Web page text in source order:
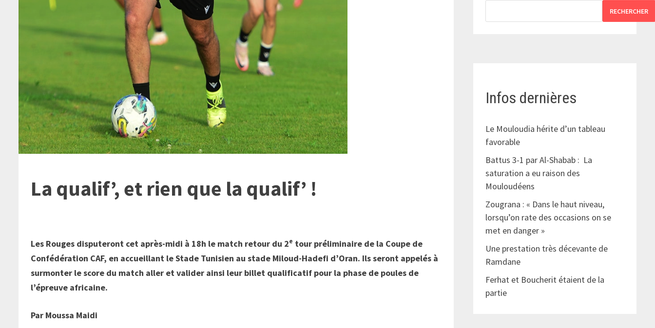
La qualif’, et rien que la qualif’ !
Les Rouges disputeront cet après-midi à 18h le match retour du 2e tour préliminaire de la Coupe de
Confédération CAF, en accueillant le Stade Tunisien au stade Miloud-Hadefi d’Oran. Ils seront appelés à
surmonter le score du match aller et valider ainsi leur billet qualificatif pour la phase de poules de
l’épreuve africaine.
Par Moussa Maidi
RECHERCHER
Infos dernières
Le Mouloudia hérite d’un tableau
favorable
Battus 3-1 par Al-Shabab : La
saturation a eu raison des
Mouloudéens
Zougrana : « Dans le haut niveau,
lorsqu’on rate des occasions on se
met en danger »
Une prestation très décevante de
Ramdane
Ferhat et Boucherit étaient de la
partie